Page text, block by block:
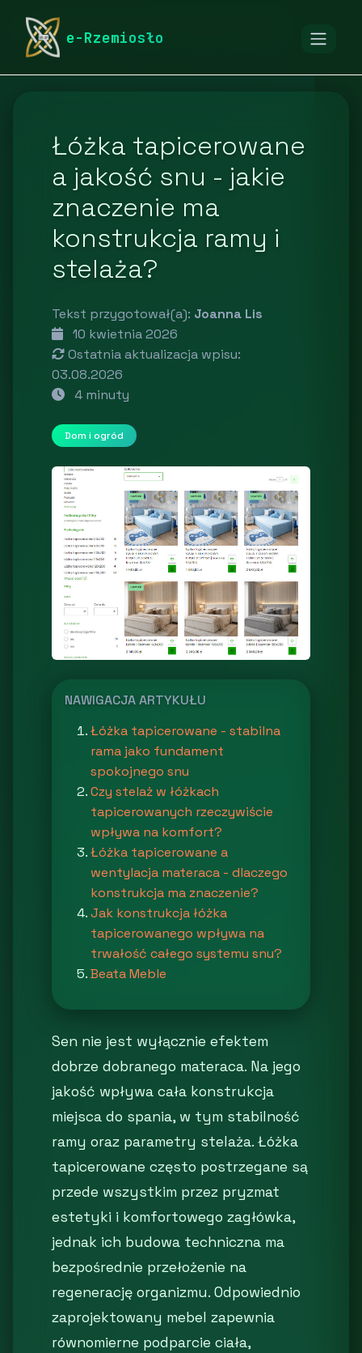
e-Rzemiosło
rymarstwo-poznan.pl
Łóżka tapicerowane
a jakość snu - jakie
znaczenie ma
konstrukcja ramy i
stelaża?
Tekst przygotował(a): Joanna Lis
10 kwietnia 2026
Ostatnia aktualizacja wpisu:
03.08.2026
4 minuty
Dom i ogród
NAWIGACJA ARTYKUŁU
Łóżka tapicerowane - stabilna
rama jako fundament
spokojnego snu
Czy stelaż w łóżkach
tapicerowanych rzeczywiście
wpływa na komfort?
Łóżka tapicerowane a
wentylacja materaca - dlaczego
konstrukcja ma znaczenie?
Jak konstrukcja łóżka
tapicerowanego wpływa na
trwałość całego systemu snu?
Beata Meble
Sen nie jest wyłącznie efektem
dobrze dobranego materaca. Na jego
jakość wpływa cała konstrukcja
miejsca do spania, w tym stabilność
ramy oraz parametry stelaża. Łóżka
tapicerowane często postrzegane są
przede wszystkim przez pryzmat
estetyki i komfortowego zagłówka,
jednak ich budowa techniczna ma
bezpośrednie przełożenie na
regenerację organizmu. Odpowiednio
zaprojektowany mebel zapewnia
równomierne podparcie ciała,